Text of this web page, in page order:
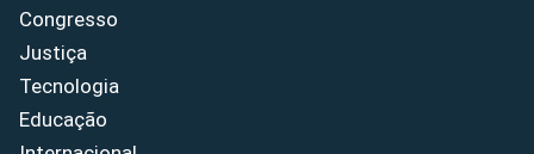
Congresso
Justiça
Tecnologia
Educação